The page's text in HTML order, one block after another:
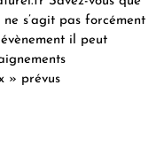
ne s’agit pas forcément
il peut
» prévus